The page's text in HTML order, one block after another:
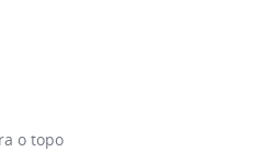
o topo